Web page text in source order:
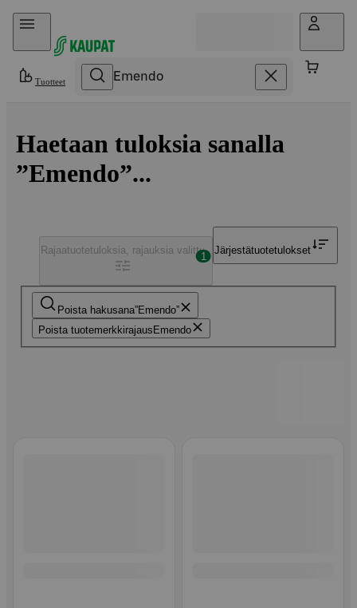
Hyppää sisältöön
Tuotteet
Haetaan tuloksia sanalla
”Emendo”...
Poista hakusana Emendo
Poista tuotemerkkirajaus Emendo
Rajaatuotetuloksia, rajauksia valittu
1
Järjestätuotetulokset